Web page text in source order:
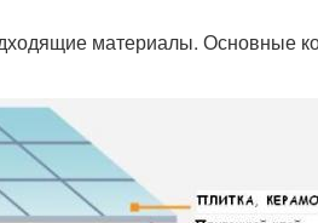
материалы. Основные